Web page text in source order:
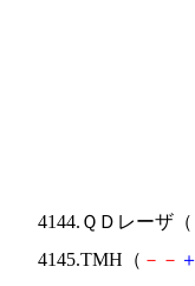
4144.ＱＤレーザ（
4145.TMH（ － －